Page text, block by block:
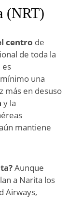
(NRT)
centro de
de toda la
es
una
más en desuso
y la
mantiene
Aunque
a Narita los
Airways,